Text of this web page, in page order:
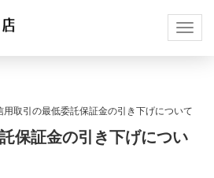
用取引の最低委託保証金の引き下げについて
保証金の引き下げについ